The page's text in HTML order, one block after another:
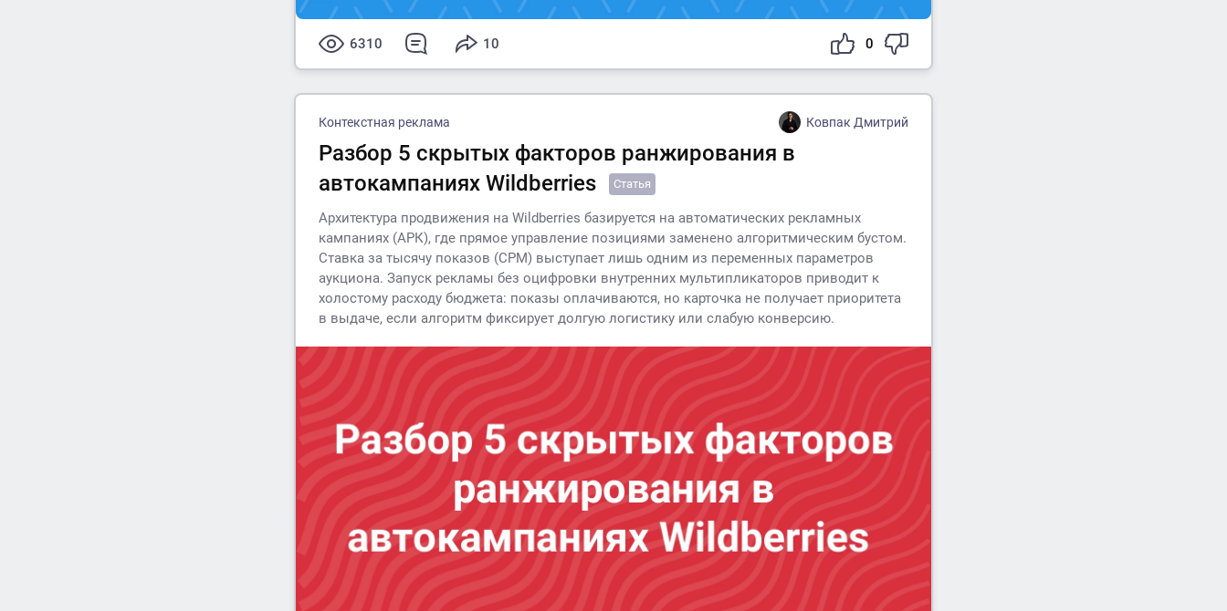
6310 10 0
Контекстная реклама Ковпак Дмитрий
Разбор 5 скрытых факторов ранжирования в
автокампаниях Wildberries
Статья
Архитектура продвижения на Wildberries базируется на автоматических рекламных
кампаниях (АРК), где прямое управление позициями заменено алгоритмическим бустом.
Ставка за тысячу показов (CPM) выступает лишь одним из переменных параметров
аукциона. Запуск рекламы без оцифровки внутренних мультипликаторов приводит к
холостому расходу бюджета: показы оплачиваются, но карточка не получает приоритета
в выдаче, если алгоритм фиксирует долгую логистику или слабую конверсию.